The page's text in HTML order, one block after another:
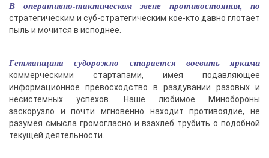
В оперативно-тактическом звене противостояния, по
стратегическим и суб-стратегическим кое-кто давно глотает
пыль и мочится в исподнее.
Гетманщина судорожно старается воевать яркими
коммерческими стартапами, имея подавляющее
информационное превосходство в раздувании разовых и
несистемных успехов. Наше любимое Минобороны
заскорузло и почти мгновенно находит противоядие, не
разумея смысла громогласно и взахлёб трубить о подобной
текущей деятельности.